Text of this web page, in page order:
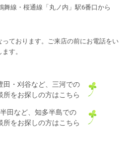
線・桜通線「丸ノ内」駅6番口から
っております。ご来店の前にお電話をい
す。
田・刈谷など、三河での
所をお探しの方はこちら
田など、知多半島での
所をお探しの方はこちら